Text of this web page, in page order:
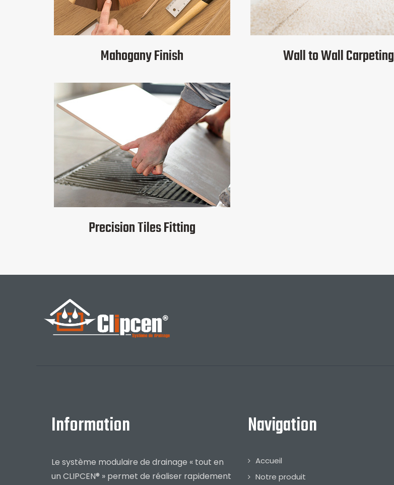
Mahogany Finish Wall to Wall Carpeting
Precision Tiles Fitting
Information
Le système modulaire de drainage « tout en
un CLIPCEN® » permet de réaliser rapidement
Navigation
Accueil
Notre produit